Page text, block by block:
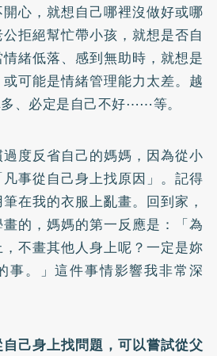
心，就想自己哪裡沒做好或哪
拒絕幫忙帶小孩，就想是否自
緒低落、感到無助時，就想是
可能是情緒管理能力太差。越
、必定是自己不好⋯⋯等。
度反省自己的媽媽，因為從小
事從自己身上找原因」。記得
在我的衣服上亂畫。回到家，
的，媽媽的第一反應是：「為
不畫其他人身上呢？一定是妳
事。」這件事情影響我非常深
己身上找問題，可以嘗試從父